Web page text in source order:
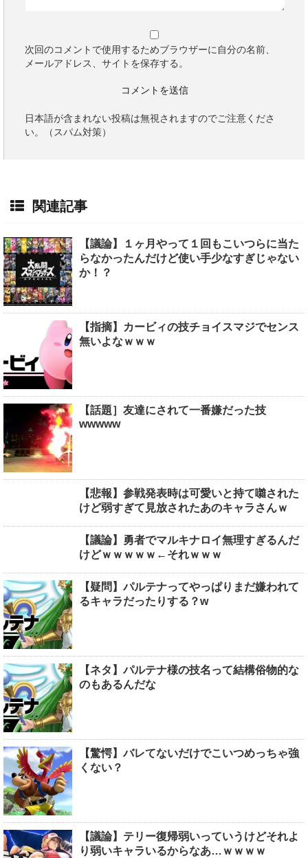
次回のコメントで使用するためブラウザーに自分の名前、
メールアドレス、サイトを保存する。
日本語が含まれない投稿は無視されますのでご注意くださ
い。（スパム対策）
関連記事
【議論】１ヶ月やって１回もこいつらに当た
らなかったんだけど使い手少なすぎじゃない
か！？
【指摘】カービィの技チョイスマジでセンス
無いよなｗｗｗ
【話題］友達にされて一番嫌だった技
wwwww
【悲報】参戦発表時は可愛いと持て囃された
けど弱すぎて見放されたあのキャラさんｗ
【議論】勇者でマルキナロイ無理すぎるんだ
けどｗｗｗｗｗ←それｗｗｗ
【疑問】パルテナってやっぱりまだ嫌われて
るキャラだったりする？w
【ネタ】パルテナ様の技名って結構俗物的な
のもあるんだな
【驚愕】バレてないだけでこいつめっちゃ強
くない？
【議論】テリー復帰弱いっていうけどそれよ
り弱いキャラいるからなあ…ｗｗｗｗ